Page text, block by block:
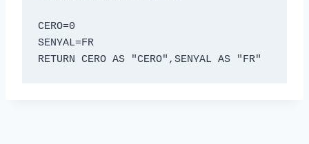
CERO=0
SENYAL=FR
RETURN CERO AS "CERO",SENYAL AS "FR"